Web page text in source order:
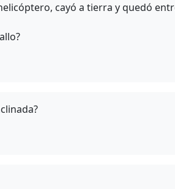
cayó a tierra y quedó